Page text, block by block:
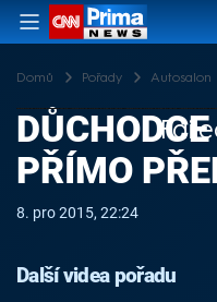
Domů Pořady Autosalon
PŘÍMO
8. pro 2015, 22:24
Další videa pořadu